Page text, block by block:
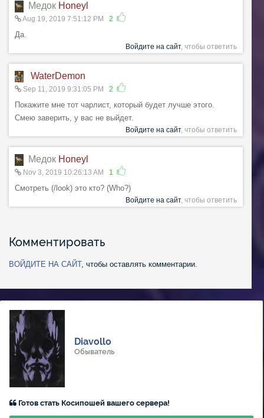
Медок Honeyl
Aug 19, 2019 7:51:12 PM 2
Да.
Войдите на сайт, чтобы ответить
WaterDemon
Sep 11, 2019 9:31:05 PM 2
Покажите мне тот чарлист, который будет лучше этого.
Смею заверить, у вас не выйдет.
Войдите на сайт, чтобы ответить
Медок Honeyl
Nov 3, 2019 10:26:13 AM 1
Смотреть (/look) это кто? (Who?)
Войдите на сайт, чтобы ответить
Комментировать
ВОЙДИТЕ НА САЙТ, чтобы оставлять комментарии.
Diavollo
Обыватель
Готов стать Косипошей вашего сервера!